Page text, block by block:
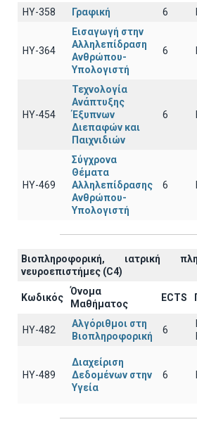
ΗΥ-358 Γραφική 6
ΗΥ-364
Εισαγωγή στην
Αλληλεπίδραση
Ανθρώπου-
Υπολογιστή
6
ΗΥ-454
Τεχνολογία
Ανάπτυξης
Έξυπνων
Διεπαφών και
Παιχνιδιών
6
ΗΥ-469
Σύγχρονα
Θέματα
Αλληλεπίδρασης
Ανθρώπου-
Υπολογιστή
6
Βιοπληροφορική, ιατρική
νευροεπιστήμες (C4)
Κωδικός
Όνομα
Μαθήματος
ECTS
ΗΥ-482
Αλγόριθμοι στη
Βιοπληροφορική
6
ΗΥ-489
Διαχείριση
Δεδομένων στην
Υγεία
6